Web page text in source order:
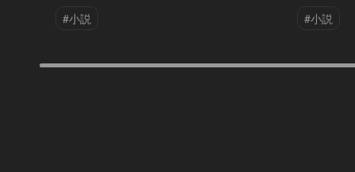
#小説 #小説